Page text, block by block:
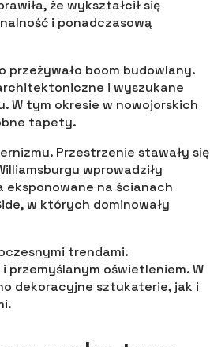
że wykształcił się
i ponadczasową
przeżywało boom budowlany.
i wyszukane
W tym okresie w nowojorskich
tapety.
Przestrzenie stawały się
wprowadziły
eksponowane na ścianach
w których dominowały
trendami.
oświetleniem. W
dekoracyjne sztukaterie, jak i